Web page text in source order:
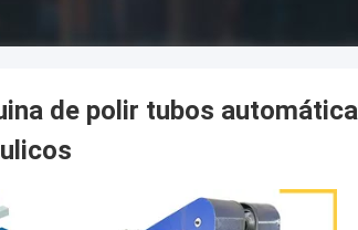
de polir tubos